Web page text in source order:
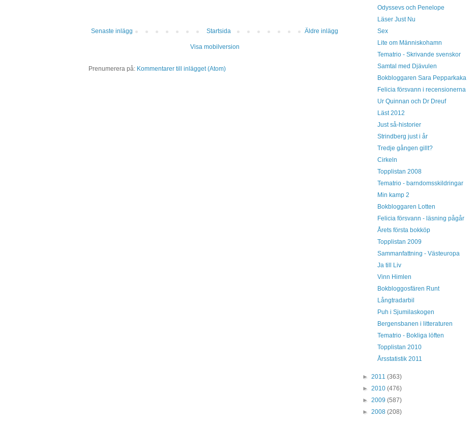
Senaste inlägg Äldre inlägg
Startsida
Visa mobilversion
Prenumerera på: Kommentarer till inlägget (Atom)
Odyssevs och Penelope
Läser Just Nu
Sex
Lite om Människohamn
Tematrio - Skrivande svenskor
Samtal med Djävulen
Bokbloggaren Sara Pepparkaka
Felicia försvann i recensionerna
Ur Quinnan och Dr Dreuf
Läst 2012
Just så-historier
Strindberg just i år
Tredje gången gillt?
Cirkeln
Topplistan 2008
Tematrio - barndomsskildringar
Min kamp 2
Bokbloggaren Lotten
Felicia försvann - läsning pågår
Årets första bokköp
Topplistan 2009
Sammanfattning - Västeuropa
Ja till Liv
Vinn Himlen
Bokbloggosfären Runt
Långtradarbil
Puh i Sjumilaskogen
Bergensbanen i litteraturen
Tematrio - Bokliga löften
Topplistan 2010
Årsstatistik 2011
► 2011 (363)
► 2010 (476)
► 2009 (587)
► 2008 (208)